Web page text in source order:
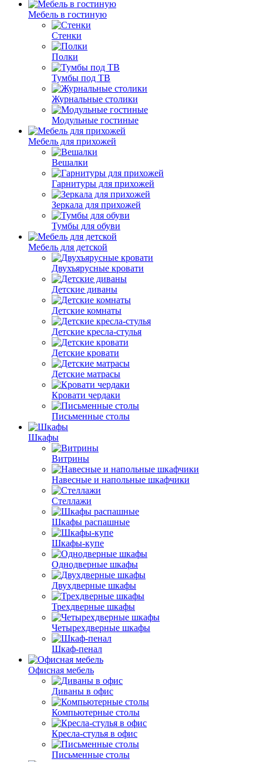
Мебель в гостиную
Стенки
Полки
Тумбы под ТВ
Журнальные столики
Модульные гостиные
Мебель для прихожей
Вешалки
Гарнитуры для прихожей
Зеркала для прихожей
Тумбы для обуви
Мебель для детской
Двухъярусные кровати
Детские диваны
Детские комнаты
Детские кресла-стулья
Детские кровати
Детские матрасы
Кровати чердаки
Письменные столы
Шкафы
Витрины
Навесные и напольные шкафчики
Стеллажи
Шкафы распашные
Шкафы-купе
Однодверные шкафы
Двухдверные шкафы
Трехдверные шкафы
Четырехдверные шкафы
Шкаф-пенал
Офисная мебель
Диваны в офис
Компьютерные столы
Кресла-стулья в офис
Письменные столы